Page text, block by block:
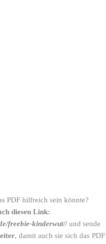
PDF hilfreich sein könnte?
diesen Link:
freebie-kinderwut//und sende
, damit auch sie sich das PDF